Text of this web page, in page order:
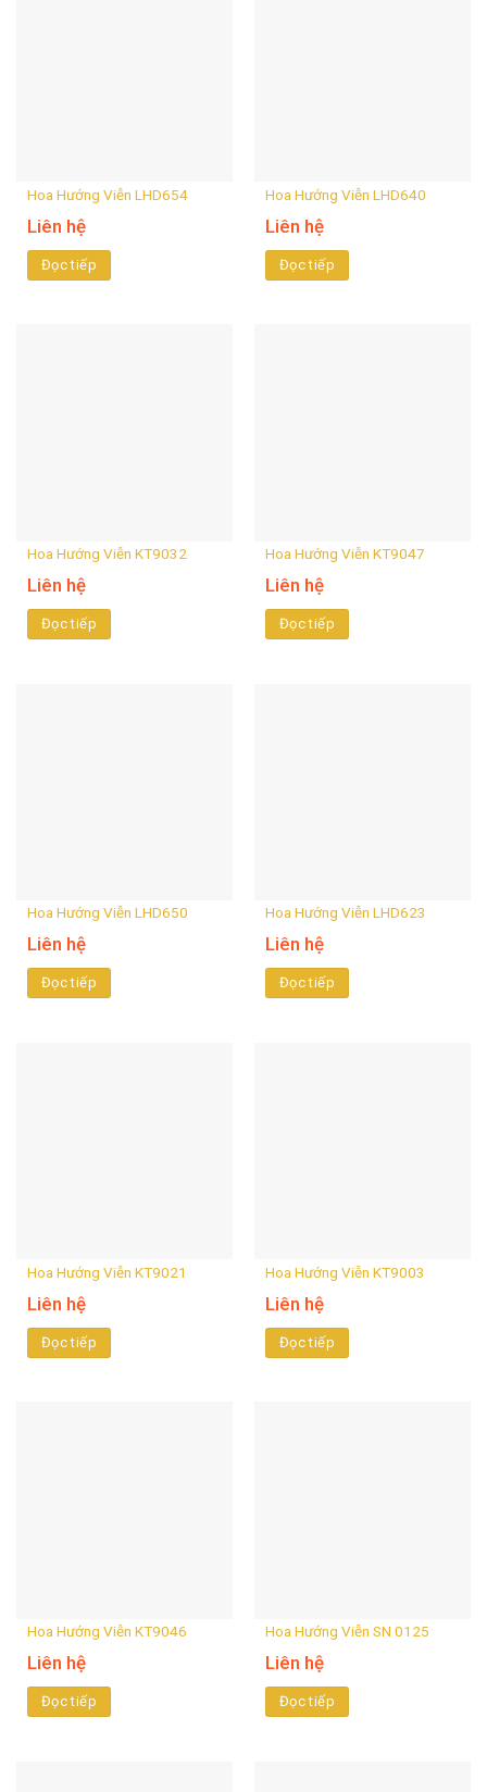
Hoa Hướng Viễn LHD654
Liên hệ
Đọc tiếp
Hoa Hướng Viễn LHD640
Liên hệ
Đọc tiếp
Hoa Hướng Viễn KT9032
Liên hệ
Đọc tiếp
Hoa Hướng Viễn KT9047
Liên hệ
Đọc tiếp
Hoa Hướng Viễn LHD650
Liên hệ
Đọc tiếp
Hoa Hướng Viễn LHD623
Liên hệ
Đọc tiếp
Hoa Hướng Viễn KT9021
Liên hệ
Đọc tiếp
Hoa Hướng Viễn KT9003
Liên hệ
Đọc tiếp
Hoa Hướng Viễn KT9046
Liên hệ
Đọc tiếp
Hoa Hướng Viễn SN 0125
Liên hệ
Đọc tiếp